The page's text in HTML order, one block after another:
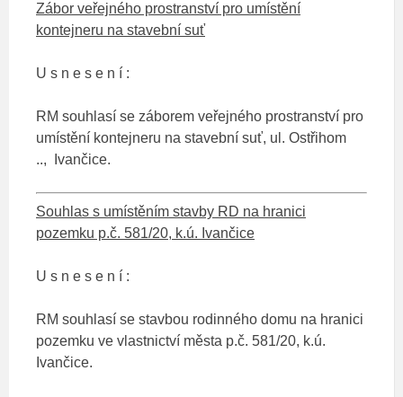
Zábor veřejného prostranství pro umístění
kontejneru na stavební suť
U s n e s e n í :
RM souhlasí se záborem veřejného prostranství pro
umístění kontejneru na stavební suť, ul. Ostřihom
.., Ivančice.
Souhlas s umístěním stavby RD na hranici
pozemku p.č. 581/20, k.ú. Ivančice
U s n e s e n í :
RM souhlasí se stavbou rodinného domu na hranici
pozemku ve vlastnictví města p.č. 581/20, k.ú.
Ivančice.